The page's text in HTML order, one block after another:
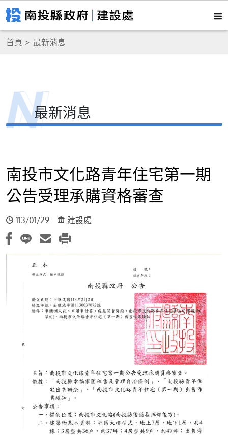
首頁 最新消息
最新消息
南投市文化路青年住宅第一期
公告受理承購資格審查
113/01/29 建設處